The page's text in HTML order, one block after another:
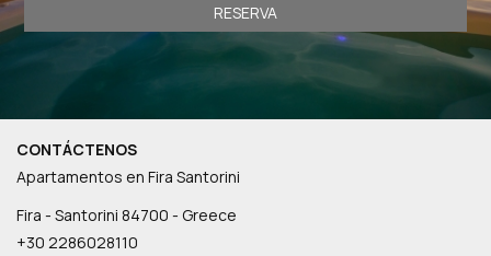
RESERVA
CONTÁCTENOS
Apartamentos en Fira Santorini
Fira - Santorini 84700 - Greece
+30 2286028110